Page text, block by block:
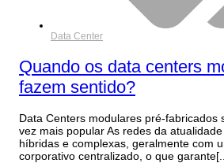
Data Center
Quando os data centers
fazem sentido?
Data Centers modulares pré-fabricados
vez mais popular As redes da
híbridas e complexas, geralmente com
corporativo centralizado, o que